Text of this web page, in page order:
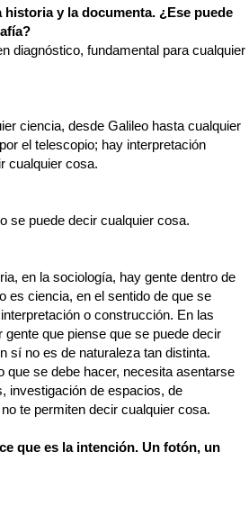
y la documenta. ¿Ese puede
diagnóstico, fundamental para cualquier
ciencia, desde Galileo hasta cualquier
el telescopio; hay interpretación
cualquier cosa.
se puede decir cualquier cosa.
en la sociología, hay gente dentro de
es ciencia, en el sentido de que se
o construcción. En las
que piense que se puede decir
sí no es de naturaleza tan distinta.
se debe hacer, necesita asentarse
investigación de espacios, de
te permiten decir cualquier cosa.
que es la intención. Un fotón, un